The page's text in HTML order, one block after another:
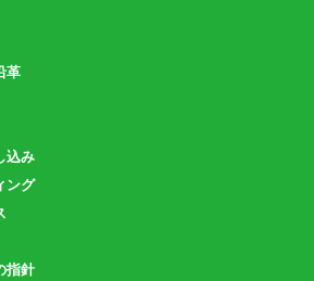
革
込み
ング
指針